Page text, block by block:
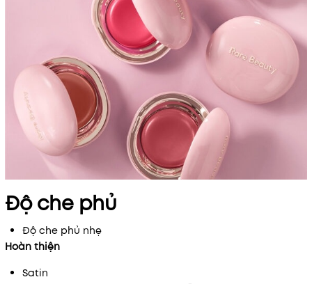
Độ che phủ
Độ che phủ nhẹ
Hoàn thiện
Satin